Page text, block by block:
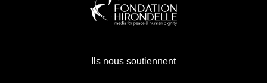
Ils nous soutiennent